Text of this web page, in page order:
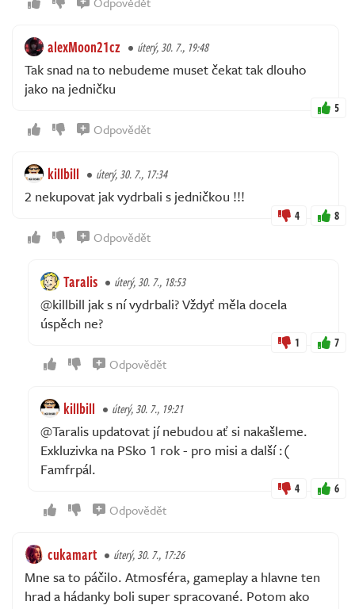
alexMoon21cz úterý, 30. 7., 19:48
Tak snad na to nebudeme muset čekat tak dlouho
jako na jedničku
5
Odpovědět
killbill úterý, 30. 7., 17:34
2 nekupovat jak vydrbali s jedničkou !!!
4 8
Odpovědět
Taralis úterý, 30. 7., 18:53
@killbill jak s ní vydrbali? Vždyť měla docela
úspěch ne?
1 7
Odpovědět
killbill úterý, 30. 7., 19:21
@Taralis updatovat jí nebudou ať si nakašleme.
Exkluzivka na PSko 1 rok - pro misi a další :(
Famfrpál.
4 6
Odpovědět
cukamart úterý, 30. 7., 17:26
Mne sa to páčilo. Atmosféra, gameplay a hlavne ten
hrad a hádanky boli super spracované. Potom ako